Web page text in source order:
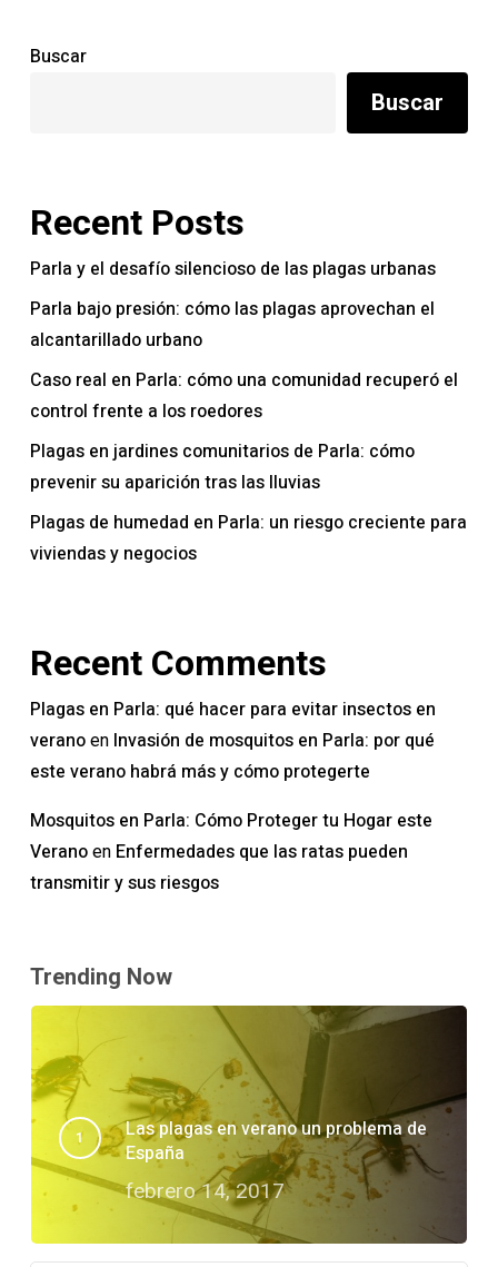
Buscar
Buscar
Recent Posts
Parla y el desafío silencioso de las plagas urbanas
Parla bajo presión: cómo las plagas aprovechan el
alcantarillado urbano
Caso real en Parla: cómo una comunidad recuperó el
control frente a los roedores
Plagas en jardines comunitarios de Parla: cómo
prevenir su aparición tras las lluvias
Plagas de humedad en Parla: un riesgo creciente para
viviendas y negocios
Recent Comments
Plagas en Parla: qué hacer para evitar insectos en
veranoen Invasión de mosquitos en Parla: por qué
este verano habrá más y cómo protegerte
Mosquitos en Parla: Cómo Proteger tu Hogar este
Veranoen Enfermedades que las ratas pueden
transmitir y sus riesgos
Trending Now
Las plagas en verano un problema de
España
febrero 14, 2017